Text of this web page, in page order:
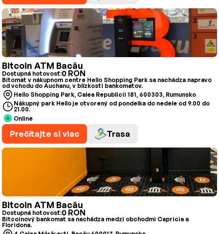
Bitcoin ATM Bacău
Dostupná hotovosť:0 RON
Bitomat v nákupnom centre Hello Shopping Park sa nachádza napravo
od vchodu do Auchanu, v blízkosti bankomatov.
Hello Shopping Park, Calea Republicii 181, 600303, Rumunsko
Nákupný park Hello je otvorený od pondelka do nedele od 9.00 do
21.00.
Online
Prečítajte si viac Trasa
Bitcoin ATM Bacău
Dostupná hotovosť:0 RON
Bitcoinový bankomat sa nachádza medzi obchodmi Capricia a
Floridona.